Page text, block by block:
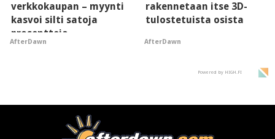
verkkokaupan – myynti
kasvoi silti satoja
prosentteja
AfterDawn
rakennetaan itse 3D-
tulostetuista osista
AfterDawn
Powered by HIGH.FI